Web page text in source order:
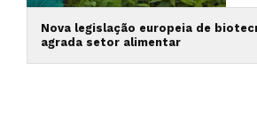
Nova legislação europeia de
agrada setor alimentar